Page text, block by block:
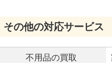
その他の対応サービス
不用品の買取